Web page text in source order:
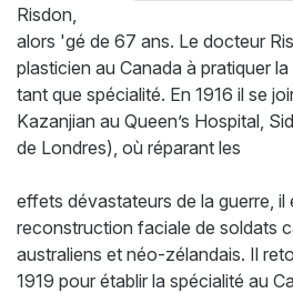
Risdon,
alors 'gé de 67 ans. Le docteur
plasticien au Canada à pratiquer
tant que spécialité. En 1916 il se
Kazanjian au Queen’s Hospital,
de Londres), où réparant les
effets dévastateurs de la guerre, il
reconstruction faciale de soldats
australiens et néo-zélandais. Il
1919 pour établir la spécialité au